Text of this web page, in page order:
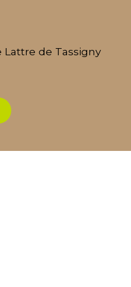
Lattre de Tassigny